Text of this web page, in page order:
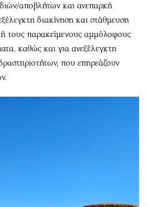
αποβλήτων και ανεπαρκή
διακίνηση και στάθμευση
τους παρακείμενους αμμόλοφους
καθώς και για ανεξέλεγκτη
που επηρεάζουν